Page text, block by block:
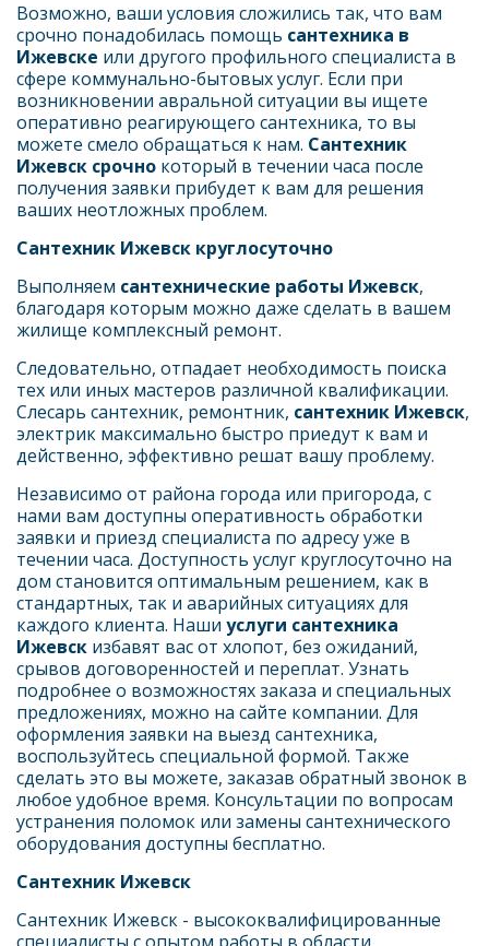
Возможно, ваши условия сложились так, что вам
срочно понадобилась помощь сантехника в
Ижевске или другого профильного специалиста в
сфере коммунально-бытовых услуг. Если при
возникновении авральной ситуации вы ищете
оперативно реагирующего сантехника, то вы
можете смело обращаться к нам. Сантехник
Ижевск срочно который в течении часа после
получения заявки прибудет к вам для решения
ваших неотложных проблем.
Сантехник Ижевск круглосуточно
Выполняем сантехнические работы Ижевск,
благодаря которым можно даже сделать в вашем
жилище комплексный ремонт.
Следовательно, отпадает необходимость поиска
тех или иных мастеров различной квалификации.
Слесарь сантехник, ремонтник, сантехник Ижевск,
электрик максимально быстро приедут к вам и
действенно, эффективно решат вашу проблему.
Независимо от района города или пригорода, с
нами вам доступны оперативность обработки
заявки и приезд специалиста по адресу уже в
течении часа. Доступность услуг круглосуточно на
дом становится оптимальным решением, как в
стандартных, так и аварийных ситуациях для
каждого клиента. Наши услуги сантехника
Ижевск избавят вас от хлопот, без ожиданий,
срывов договоренностей и переплат. Узнать
подробнее о возможностях заказа и специальных
предложениях, можно на сайте компании. Для
оформления заявки на выезд сантехника,
воспользуйтесь специальной формой. Также
сделать это вы можете, заказав обратный звонок в
любое удобное время. Консультации по вопросам
устранения поломок или замены сантехнического
оборудования доступны бесплатно.
Сантехник Ижевск
Сантехник Ижевск - высококвалифицированные